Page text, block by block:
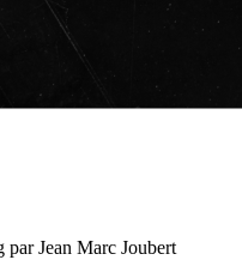
par Jean Marc Joubert